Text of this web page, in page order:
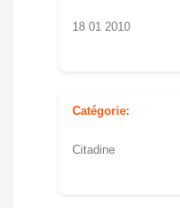
18 01 2010
Catégorie:
Citadine